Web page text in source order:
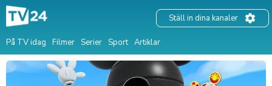
På TV idag Filmer Serier Sport Artiklar
Ställ in dina kanaler